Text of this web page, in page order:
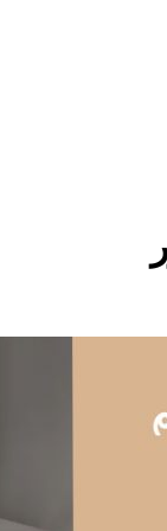
صيانة تصليح اثاث